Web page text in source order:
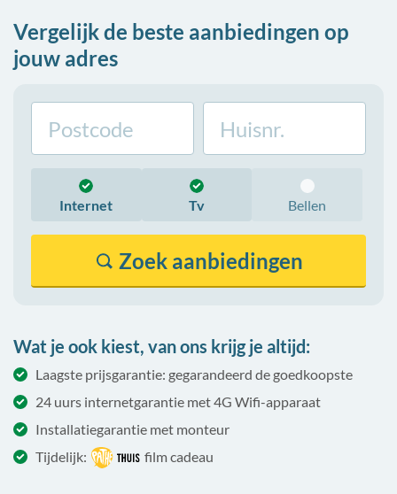
Vergelijk de beste aanbiedingen op
jouw adres
Internet Tv Bellen
Zoek aanbiedingen
Wat je ook kiest, van ons krijg je altijd:
Laagste prijsgarantie: gegarandeerd de goedkoopste
24 uurs internetgarantie met 4G Wifi-apparaat
Installatiegarantie met monteur
Tijdelijk:
film cadeau